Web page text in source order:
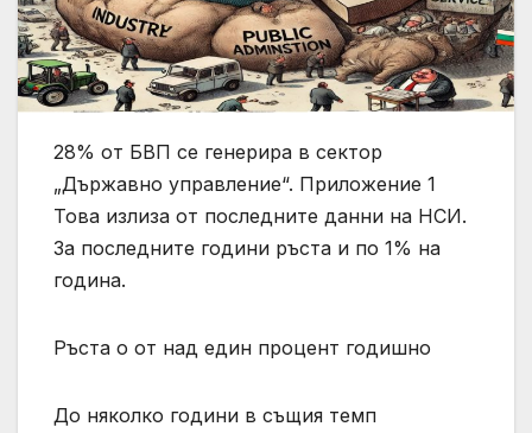
28% от БВП се генерира в сектор
„Държавно управление“. Приложение 1
Това излиза от последните данни на НСИ.
За последните години ръста и по 1% на
година.
Ръста о от над един процент годишно
До няколко години в същия темп